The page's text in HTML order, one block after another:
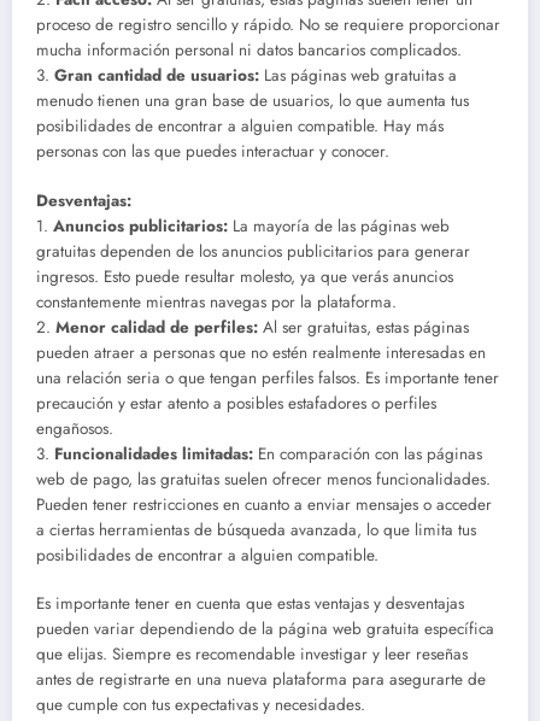
proceso de registro sencillo y rápido. No se requiere proporcionar
mucha información personal ni datos bancarios complicados.
3. Gran cantidad de usuarios: Las páginas web gratuitas a
menudo tienen una gran base de usuarios, lo que aumenta tus
posibilidades de encontrar a alguien compatible. Hay más
personas con las que puedes interactuar y conocer.
Desventajas:
1. Anuncios publicitarios: La mayoría de las páginas web
gratuitas dependen de los anuncios publicitarios para generar
ingresos. Esto puede resultar molesto, ya que verás anuncios
constantemente mientras navegas por la plataforma.
2. Menor calidad de perfiles: Al ser gratuitas, estas páginas
pueden atraer a personas que no estén realmente interesadas en
una relación seria o que tengan perfiles falsos. Es importante tener
precaución y estar atento a posibles estafadores o perfiles
engañosos.
3. Funcionalidades limitadas: En comparación con las páginas
web de pago, las gratuitas suelen ofrecer menos funcionalidades.
Pueden tener restricciones en cuanto a enviar mensajes o acceder
a ciertas herramientas de búsqueda avanzada, lo que limita tus
posibilidades de encontrar a alguien compatible.
Es importante tener en cuenta que estas ventajas y desventajas
pueden variar dependiendo de la página web gratuita específica
que elijas. Siempre es recomendable investigar y leer reseñas
antes de registrarte en una nueva plataforma para asegurarte de
que cumple con tus expectativas y necesidades.